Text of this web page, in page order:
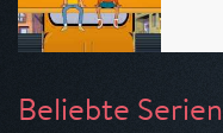
Beliebte Serien